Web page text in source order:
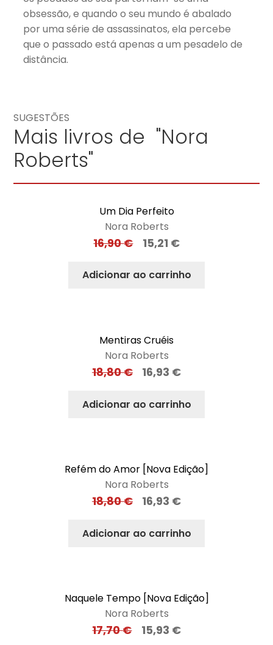
obsessão, e quando o seu mundo é abalado
por uma série de assassinatos, ela percebe
que o passado está apenas a um pesadelo de
distância.
SUGESTÕES
Mais livros de "Nora
Roberts"
Um Dia Perfeito
Nora Roberts
16,90€ 15,21 €
Adicionar ao carrinho
Mentiras Cruéis
Nora Roberts
18,80€ 16,93 €
Adicionar ao carrinho
Refém do Amor [Nova Edição]
Nora Roberts
18,80€ 16,93 €
Adicionar ao carrinho
Naquele Tempo [Nova Edição]
Nora Roberts
17,70€ 15,93 €